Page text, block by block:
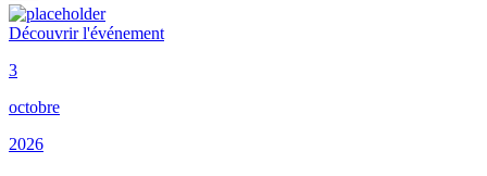
Découvrir l'événement
3
octobre
2026